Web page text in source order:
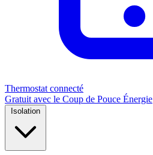
Thermostat connecté
Gratuit avec le Coup de Pouce Énergie